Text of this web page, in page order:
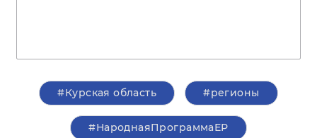
#Курская область #регионы
#НароднаяПрограммаЕР